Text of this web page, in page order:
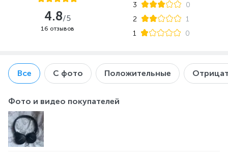
Все С фото Положительные
Фото и видео покупателей
4.8/5
16 отзывов
3
0
2
1
1
0